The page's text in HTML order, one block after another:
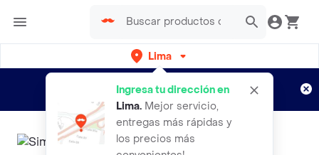
Lima
Ingresa tu dirección en
Lima. Mejor servicio,
entregas más rápidas y
los precios más
envíos gratis por semanas
Aplican TyC